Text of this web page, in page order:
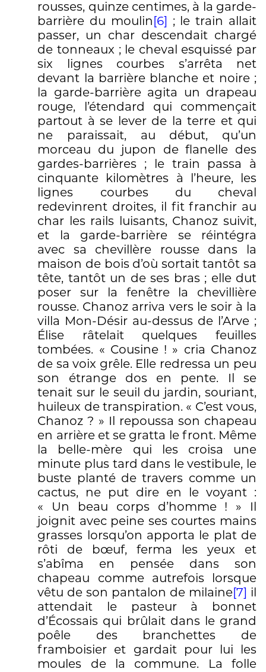
rousses, quinze centimes, à la garde-
barrière du moulin [6]
; le train allait
passer, un char descendait chargé
de tonneaux ; le cheval esquissé par
six lignes courbes s’arrêta net
devant la barrière blanche et noire ;
la garde-barrière agita un drapeau
rouge, l’étendard qui commençait
partout à se lever de la terre et qui
ne paraissait, au début, qu’un
morceau du jupon de flanelle des
gardes-barrières ; le train passa à
cinquante kilomètres à l’heure, les
lignes courbes du cheval
redevinrent droites, il fit franchir au
char les rails luisants, Chanoz suivit,
et la garde-barrière se réintégra
avec sa chevillère rousse dans la
maison de bois d’où sortait tantôt sa
tête, tantôt un de ses bras ; elle dut
poser sur la fenêtre la chevillière
rousse. Chanoz arriva vers le soir à la
villa Mon-Désir au-dessus de l’Arve ;
Élise râtelait quelques feuilles
tombées. « Cousine ! » cria Chanoz
de sa voix grêle. Elle redressa un peu
son étrange dos en pente. Il se
tenait sur le seuil du jardin, souriant,
huileux de transpiration. « C’est vous,
Chanoz ? » Il repoussa son chapeau
en arrière et se gratta le front. Même
la belle-mère qui les croisa une
minute plus tard dans le vestibule, le
buste planté de travers comme un
cactus, ne put dire en le voyant :
« Un beau corps d’homme ! » Il
joignit avec peine ses courtes mains
grasses lorsqu’on apporta le plat de
rôti de bœuf, ferma les yeux et
s’abîma en pensée dans son
chapeau comme autrefois lorsque
vêtu de son pantalon de milaine [7]
il
attendait le pasteur à bonnet
d’Écossais qui brûlait dans le grand
poêle des branchettes de
framboisier et gardait pour lui les
moules de la commune. La folle